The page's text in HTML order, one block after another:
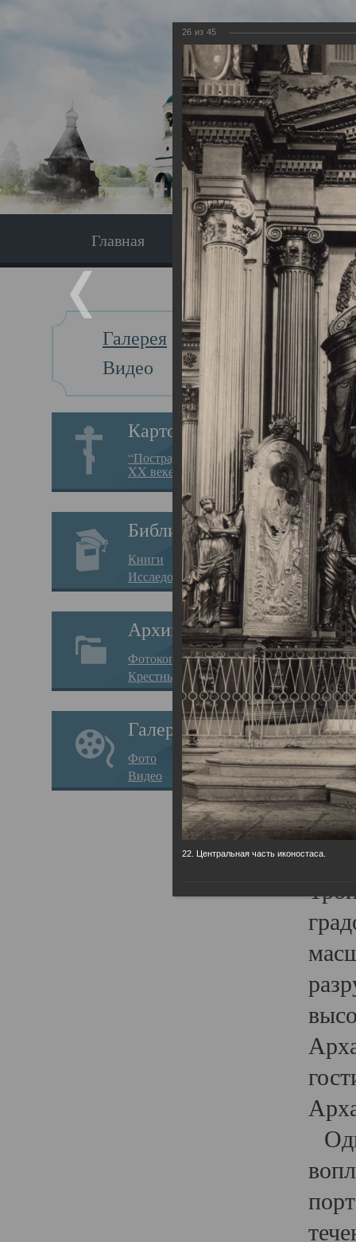
Главная Экскурсия
Галерея
Видео
Картотека
“Пострадавшие за веру в
XX веке на Севере”
Библиотека
Книги
Исследования
Архив
Фотокопии дел
Крестные ходы
Галерея
Фото
Видео
Главная
26 из 45
22. Центральная часть иконостаса.